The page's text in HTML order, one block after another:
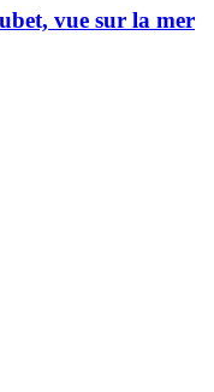
vue sur la mer